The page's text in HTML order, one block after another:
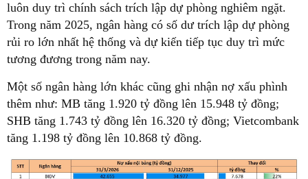
luôn duy trì chính sách trích lập dự phòng nghiêm ngặt.
Trong năm 2025, ngân hàng có số dư trích lập dự phòng
rủi ro lớn nhất hệ thống và dự kiến tiếp tục duy trì mức
tương đương trong năm nay.
Một số ngân hàng lớn khác cũng ghi nhận nợ xấu phình
thêm như: MB tăng 1.920 tỷ đồng lên 15.948 tỷ đồng;
SHB tăng 1.743 tỷ đồng lên 16.320 tỷ đồng; Vietcombank
tăng 1.198 tỷ đồng lên 10.868 tỷ đồng.